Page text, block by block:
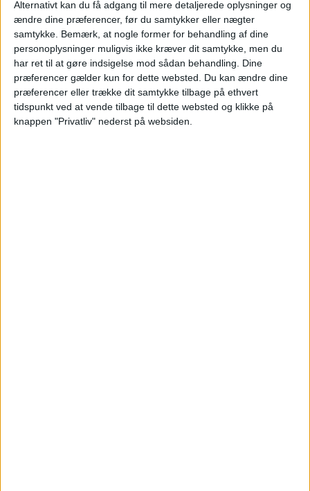
Alternativt kan du få adgang til mere detaljerede oplysninger og
ændre dine præferencer, før du samtykker eller nægter
samtykke. Bemærk, at nogle former for behandling af dine
personoplysninger muligvis ikke kræver dit samtykke, men du
har ret til at gøre indsigelse mod sådan behandling. Dine
præferencer gælder kun for dette websted. Du kan ændre dine
præferencer eller trække dit samtykke tilbage på ethvert
tidspunkt ved at vende tilbage til dette websted og klikke på
knappen "Privatliv" nederst på websiden.
KLIK PÅ DATOERNE
10. – 11.5 24. – 25.5 21 – 22.6
Læs videre efter Annoncen
Annonce